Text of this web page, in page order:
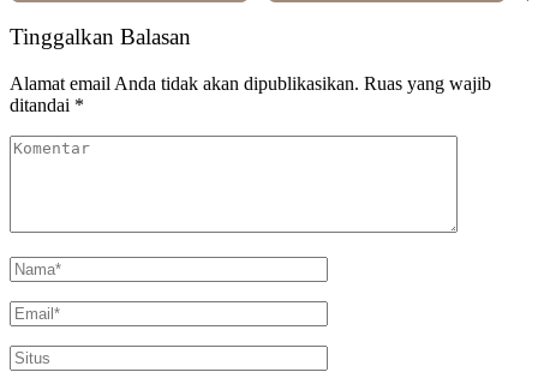
Tinggalkan Balasan
Alamat email Anda tidak akan dipublikasikan. Ruas yang wajib
ditandai *